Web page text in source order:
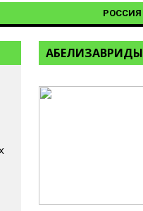
РОССИЯ
АБЕЛИЗАВРИДЫ